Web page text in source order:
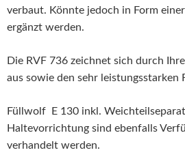
verbaut. Könnte jedoch in Form
ergänzt werden.
Die RVF 736 zeichnet sich durch
aus sowie den sehr leistungsstarken
Füllwolf E 130 inkl.
Haltevorrichtung sind ebenfalls
verhandelt werden.